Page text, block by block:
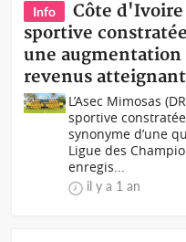
Info
Côte d'Ivoire
sportive
une augmentation
revenus
L’Asec Mimosas
sportive
synonyme d’une
Ligue des
enregis...
il y a 1 an